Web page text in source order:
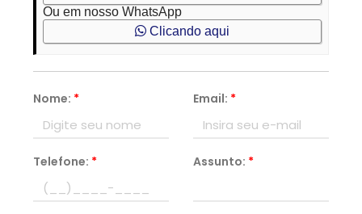
Ou em nosso WhatsApp
Clicando aqui
Nome: * Email: *
Telefone: * Assunto: *